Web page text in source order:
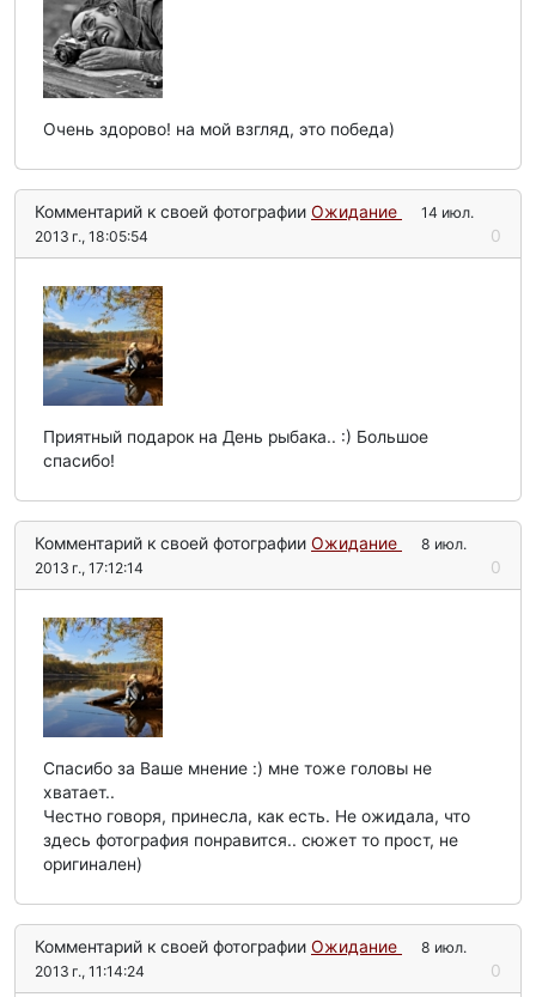
Очень здорово! на мой взгляд, это победа)
Комментарий к своей фотографии Ожидание
14 июл.
2013 г., 18:05:54
0
Приятный подарок на День рыбака.. :) Большое
спасибо!
Комментарий к своей фотографии Ожидание
8 июл.
2013 г., 17:12:14
0
Спасибо за Ваше мнение :) мне тоже головы не
хватает..
Честно говоря, принесла, как есть. Не ожидала, что
здесь фотография понравится.. сюжет то прост, не
оригинален)
Комментарий к своей фотографии Ожидание
8 июл.
2013 г., 11:14:24
0